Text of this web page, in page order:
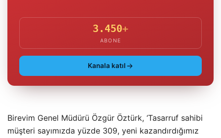
3.450+
ABONE
Kanala katıl
Birevim Genel Müdürü Özgür Öztürk, ‘Tasarruf sahibi
müşteri sayımızda yüzde 309, yeni kazandırdığımız